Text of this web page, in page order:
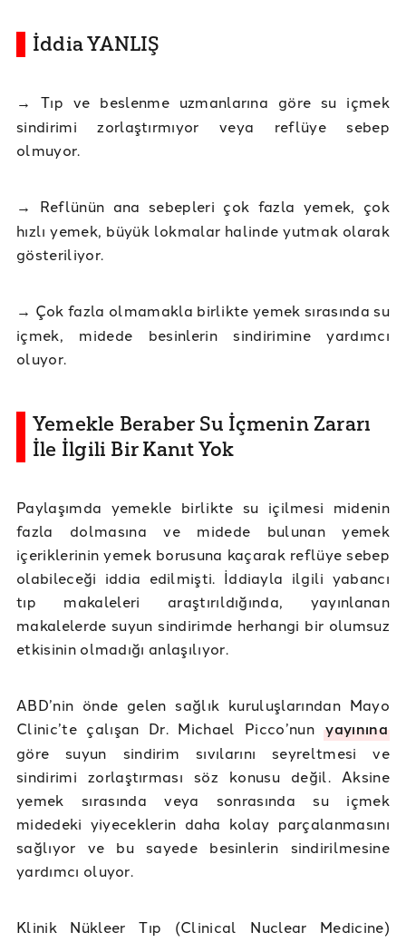
İddia YANLIŞ
→
Tıp ve beslenme uzmanlarına göre su içmek
sindirimi zorlaştırmıyor veya reflüye sebep
olmuyor.
→
Reflünün ana sebepleri çok fazla yemek, çok
hızlı yemek, büyük lokmalar halinde yutmak olarak
gösteriliyor.
→ Çok fazla olmamakla birlikte yemek sırasında su
içmek, midede besinlerin sindirimine yardımcı
oluyor.
Yemekle Beraber Su İçmenin Zararı
İle İlgili Bir Kanıt Yok
Paylaşımda yemekle birlikte su içilmesi midenin
fazla dolmasına ve midede bulunan yemek
içeriklerinin yemek borusuna kaçarak reflüye sebep
olabileceği iddia edilmişti. İddiayla ilgili yabancı
tıp makaleleri araştırıldığında, yayınlanan
makalelerde suyun sindirimde herhangi bir olumsuz
etkisinin olmadığı anlaşılıyor.
ABD’nin önde gelen sağlık kuruluşlarından Mayo
Clinic’te çalışan Dr. Michael Picco’nunyayınına
göre suyun sindirim sıvılarını seyreltmesi ve
sindirimi zorlaştırması söz konusu değil. Aksine
yemek sırasında veya sonrasında su içmek
midedeki yiyeceklerin daha kolay parçalanmasını
sağlıyor ve bu sayede besinlerin sindirilmesine
yardımcı oluyor.
Klinik Nükleer Tıp (Clinical Nuclear Medicine)